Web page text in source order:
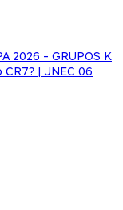
2026 - GRUPOS K
| JNEC 06